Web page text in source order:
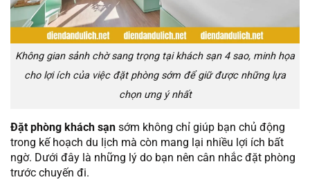
Không gian sảnh chờ sang trọng tại khách sạn 4 sao, minh họa
cho lợi ích của việc đặt phòng sớm để giữ được những lựa
chọn ưng ý nhất
Đặt phòng khách sạn sớm không chỉ giúp bạn chủ động
trong kế hoạch du lịch mà còn mang lại nhiều lợi ích bất
ngờ. Dưới đây là những lý do bạn nên cân nhắc đặt phòng
trước chuyến đi.